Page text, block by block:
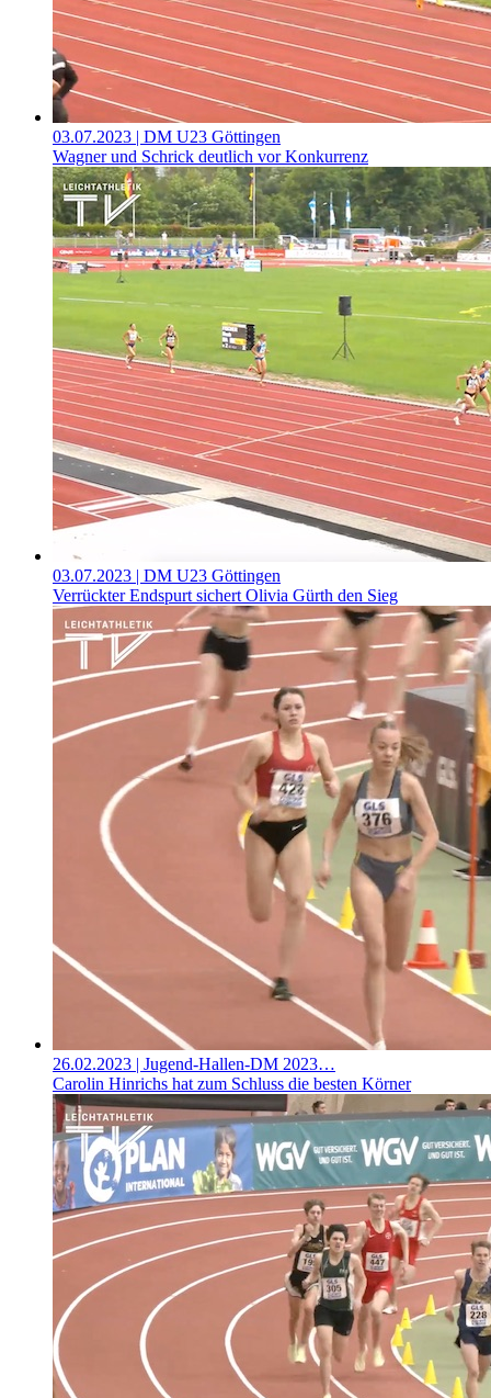
03.07.2023 | DM U23 Göttingen
Wagner und Schrick deutlich vor Konkurrenz
03.07.2023 | DM U23 Göttingen
Verrückter Endspurt sichert Olivia Gürth den Sieg
26.02.2023 | Jugend-Hallen-DM 2023…
Carolin Hinrichs hat zum Schluss die besten Körner